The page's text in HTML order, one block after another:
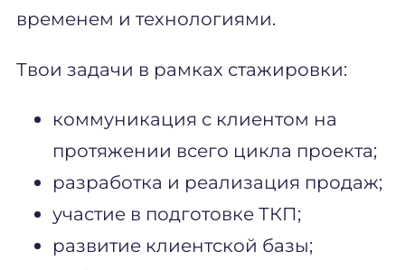
временем и технологиями.
Твои задачи в рамках стажировки:
коммуникация с клиентом на
протяжении всего цикла проекта;
разработка и реализация продаж;
участие в подготовке ТКП;
развитие клиентской базы;